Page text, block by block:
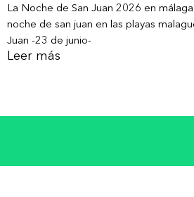
La Noche de San Juan 2026 en
noche de san juan en las playas
Juan -23 de junio-
Leer más